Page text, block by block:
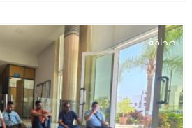
صحافة